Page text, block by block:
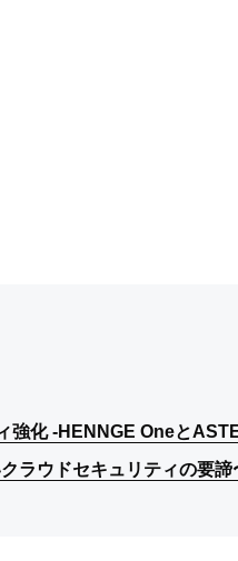
化 -HENNGE Oneと
化 -HENNGE Oneと
化 -HENNGE Oneと
ラウドセキュリティの要諦
ラウドセキュリティの要諦
ラウドセキュリティの要諦